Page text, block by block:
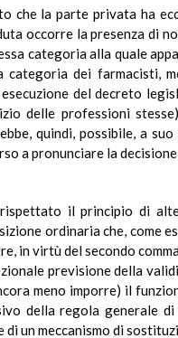
che la parte privata ha
occorre la presenza di
categoria alla quale
dei farmacisti,
del decreto
delle professioni
quindi, possibile, a
a pronunciare la
il principio di
ordinaria che, come
in virtù del secondo
previsione della
meno imporre) il
della regola generale
un meccanismo di